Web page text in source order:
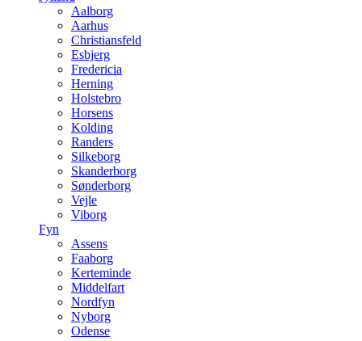
Aalborg
Aarhus
Christiansfeld
Esbjerg
Fredericia
Herning
Holstebro
Horsens
Kolding
Randers
Silkeborg
Skanderborg
Sønderborg
Vejle
Viborg
Fyn
Assens
Faaborg
Kerteminde
Middelfart
Nordfyn
Nyborg
Odense